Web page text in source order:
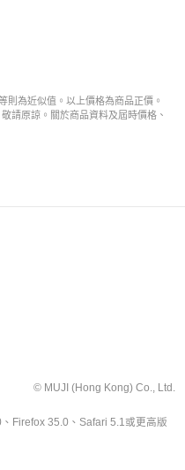
則為近似值。以上價格為商品正價。
請原諒。關於商品資料及屆時價格、
© MUJI (Hong Kong) Co., Ltd.
Firefox 35.0、Safari 5.1或更高版